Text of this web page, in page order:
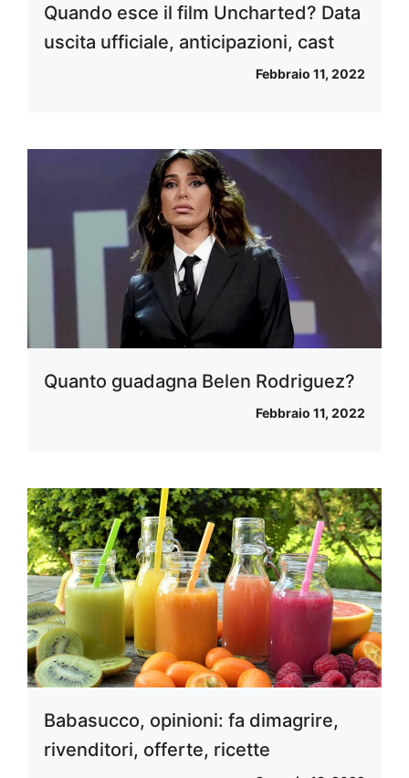
Quando esce il film Uncharted? Data
uscita ufficiale, anticipazioni, cast
Febbraio 11, 2022
Quanto guadagna Belen Rodriguez?
Febbraio 11, 2022
Babasucco, opinioni: fa dimagrire,
rivenditori, offerte, ricette